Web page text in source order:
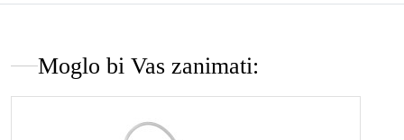
Moglo bi Vas zanimati: